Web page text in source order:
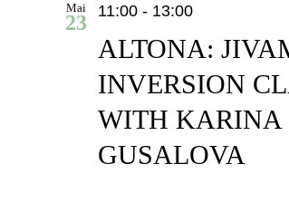
Mai
23
ALTONA:
INVERSION
WITH KARINA
GUSALOVA
11:00 - 13:00